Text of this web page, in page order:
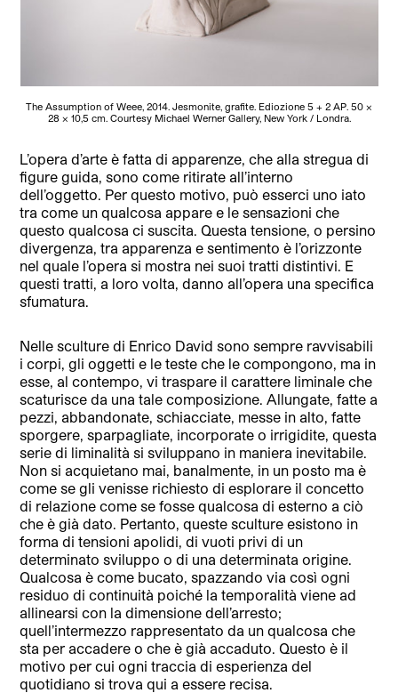
The Assumption of Weee, 2014. Jesmonite, grafite. Ediozione 5 + 2 AP. 50 ×
28 × 10,5 cm. Courtesy Michael Werner Gallery, New York / Londra.
L’opera d’arte è fatta di apparenze, che alla stregua di
figure guida, sono come ritirate all’interno
dell’oggetto. Per questo motivo, può esserci uno iato
tra come un qualcosa appare e le sensazioni che
questo qualcosa ci suscita. Questa tensione, o persino
divergenza, tra apparenza e sentimento è l’orizzonte
nel quale l’opera si mostra nei suoi tratti distintivi. E
questi tratti, a loro volta, danno all’opera una specifica
sfumatura.
Nelle sculture di Enrico David sono sempre ravvisabili
i corpi, gli oggetti e le teste che le compongono, ma in
esse, al contempo, vi traspare il carattere liminale che
scaturisce da una tale composizione. Allungate, fatte a
pezzi, abbandonate, schiacciate, messe in alto, fatte
sporgere, sparpagliate, incorporate o irrigidite, questa
serie di liminalità si sviluppano in maniera inevitabile.
Non si acquietano mai, banalmente, in un posto ma è
come se gli venisse richiesto di esplorare il concetto
di relazione come se fosse qualcosa di esterno a ciò
che è già dato. Pertanto, queste sculture esistono in
forma di tensioni apolidi, di vuoti privi di un
determinato sviluppo o di una determinata origine.
Qualcosa è come bucato, spazzando via così ogni
residuo di continuità poiché la temporalità viene ad
allinearsi con la dimensione dell’arresto;
quell’intermezzo rappresentato da un qualcosa che
sta per accadere o che è già accaduto. Questo è il
motivo per cui ogni traccia di esperienza del
quotidiano si trova qui a essere recisa.